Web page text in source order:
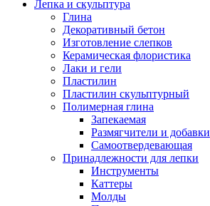
Лепка и скульптура
Глина
Декоративный бетон
Изготовление слепков
Керамическая флористика
Лаки и гели
Пластилин
Пластилин скульптурный
Полимерная глина
Запекаемая
Размягчители и добавки
Самоотвердевающая
Принадлежности для лепки
Инструменты
Каттеры
Молды